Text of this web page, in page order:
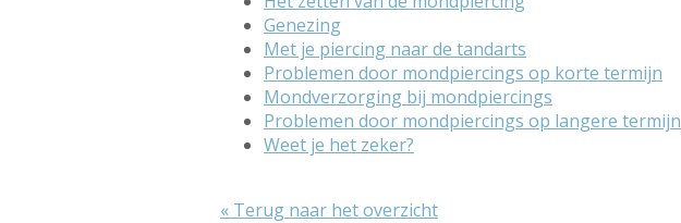
Genezing
Met je piercing naar de tandarts
Problemen door mondpiercings op korte termijn
Mondverzorging bij mondpiercings
Problemen door mondpiercings op langere termijn
Weet je het zeker?
« Terug naar het overzicht